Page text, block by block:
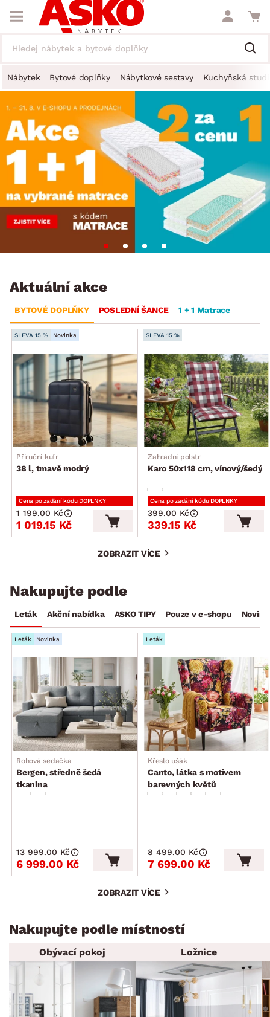
Nábytek Bytové doplňky Nábytkové sestavy Kuchyňská
Aktuální akce
BYTOVÉ DOPLŇKY POSLEDNÍ ŠANCE 1 + 1 Matrace
SLEVA 15 % Novinka
Příruční kufr
38 l, tmavě modrý
Cena po zadání kódu DOPLNKY
1 019.15 Kč
1 199.00 Kč
SLEVA 15 %
Zahradní polstr
Karo 50x118 cm, vínový/šedý
Cena po zadání kódu DOPLNKY
339.15 Kč
399.00 Kč
ZOBRAZIT VÍCE
Nakupujte podle
Leták Akční nabídka ASKO TIPY Pouze v e-shopu
Leták Novinka
Rohová sedačka
Bergen, středně šedá
tkanina
6 999.00 Kč
13 999.00 Kč
Leták
Křeslo ušák
Canto, látka s motivem
barevných květů
7 699.00 Kč
8 499.00 Kč
ZOBRAZIT VÍCE
Nakupujte podle místností
Obývací pokoj Ložnice